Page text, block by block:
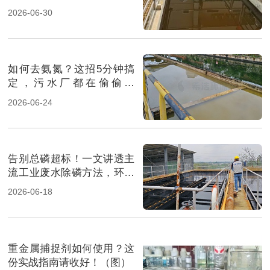
招（图）
2026-06-30
如何去氨氮？这招5分钟搞
定，污水厂都在偷偷用
（图）
2026-06-24
告别总磷超标！一文讲透主
流工业废水除磷方法，环保
人必看（图）
2026-06-18
重金属捕捉剂如何使用？这
份实战指南请收好！（图）